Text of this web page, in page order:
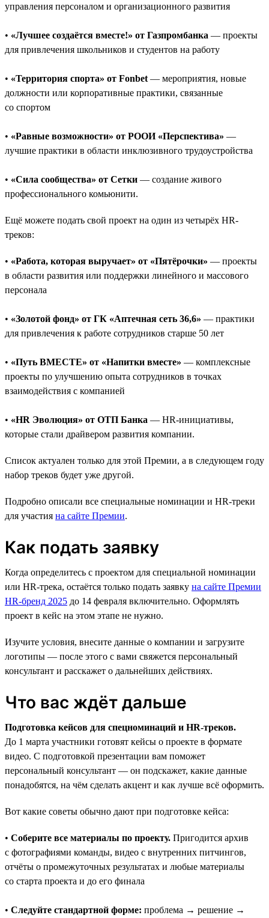
управления персоналом и организационного развития
• «Лучшее создаётся вместе!» от Газпромбанка — проекты
для привлечения школьников и студентов на работу
• «Территория спорта» от Fonbet — мероприятия, новые
должности или корпоративные практики, связанные
со спортом
• «Равные возможности» от РООИ «Перспектива» —
лучшие практики в области инклюзивного трудоустройства
• «Сила сообщества» от Сетки — создание живого
профессионального комьюнити.
Ещё можете подать свой проект на один из четырёх HR-
треков:
• «Работа, которая выручает» от «Пятёрочки» — проекты
в области развития или поддержки линейного и массового
персонала
• «Золотой фонд» от ГК «Аптечная сеть 36,6» — практики
для привлечения к работе сотрудников старше 50 лет
• «Путь ВМЕСТЕ» от «Напитки вместе» — комплексные
проекты по улучшению опыта сотрудников в точках
взаимодействия с компанией
• «HR Эволюция» от ОТП Банка — HR-инициативы,
которые стали драйвером развития компании.
Список актуален только для этой Премии, а в следующем году
набор треков будет уже другой.
Подробно описали все специальные номинации и HR-треки
для участия на сайте Премии.
Как подать заявку
Когда определитесь с проектом для специальной номинации
или HR-трека, остаётся только подать заявку на сайте Премии
HR-бренд 2025 до 14 февраля включительно. Оформлять
проект в кейс на этом этапе не нужно.
Изучите условия, внесите данные о компании и загрузите
логотипы — после этого с вами свяжется персональный
консультант и расскажет о дальнейших действиях.
Что вас ждёт дальше
Подготовка кейсов для спецноминаций и HR-треков.
До 1 марта участники готовят кейсы о проекте в формате
видео. С подготовкой презентации вам поможет
персональный консультант — он подскажет, какие данные
понадобятся, на чём сделать акцент и как лучше всё оформить.
Вот какие советы обычно дают при подготовке кейса:
• Соберите все материалы по проекту. Пригодится архив
с фотографиями команды, видео с внутренних питчингов,
отчёты о промежуточных результатах и любые материалы
со старта проекта и до его финала
• Следуйте стандартной форме: проблема → решение →